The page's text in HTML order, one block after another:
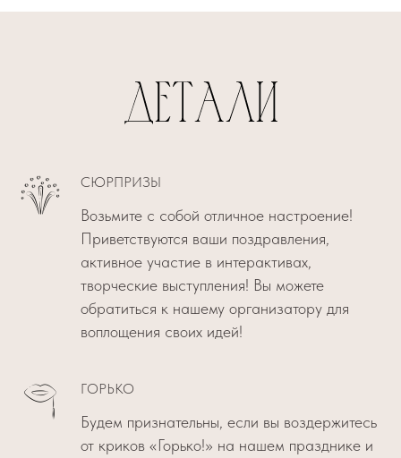
СЮРПРИЗЫ
Возьмите с собой отличное настроение!
Приветствуются ваши поздравления,
активное участие в интерактивах,
творческие выступления! Вы можете
обратиться к нашему организатору для
воплощения своих идей!
ГОРЬКО
Будем признательны, если вы воздержитесь
от криков «Горько!» на нашем празднике и